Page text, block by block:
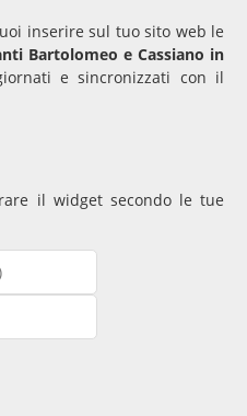
inserire sul tuo sito web le
Bartolomeo e Cassiano in
e sincronizzati con il
il widget secondo le tue